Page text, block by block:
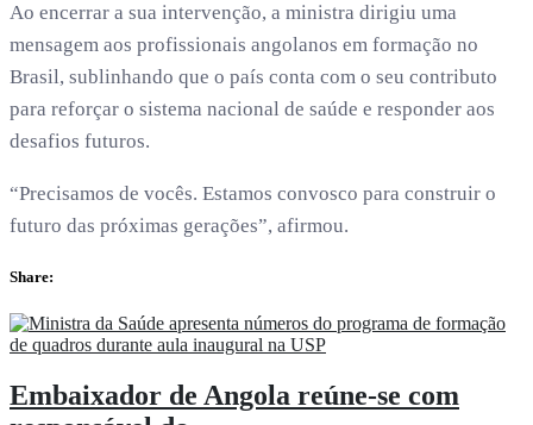
Ao encerrar a sua intervenção, a ministra dirigiu uma
mensagem aos profissionais angolanos em formação no
Brasil, sublinhando que o país conta com o seu contributo
para reforçar o sistema nacional de saúde e responder aos
desafios futuros.
“Precisamos de vocês. Estamos convosco para construir o
futuro das próximas gerações”, afirmou.
Share:
Embaixador de Angola reúne-se com